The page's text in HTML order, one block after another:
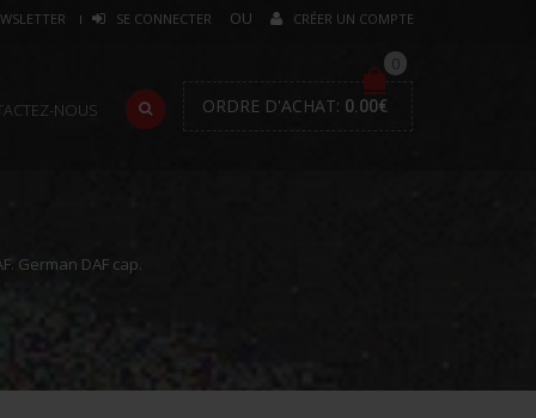
SE CONNECTER CRÉER UN COMPTE
NOUS
0
ORDRE D'ACHAT: 0.00€
German DAF cap.